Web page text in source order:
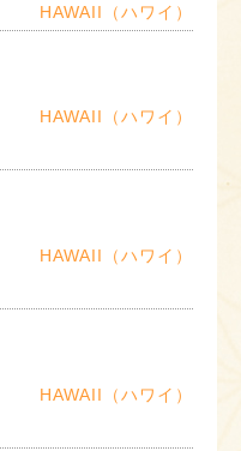
HAWAII（ハワイ）
HAWAII（ハワイ）
HAWAII（ハワイ）
HAWAII（ハワイ）